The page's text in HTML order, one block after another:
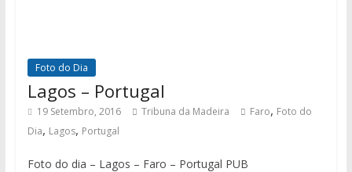
Foto do Dia
Lagos – Portugal
19 Setembro, 2016 Tribuna da Madeira Faro, Foto do
Dia, Lagos, Portugal
Foto do dia – Lagos – Faro – Portugal PUB